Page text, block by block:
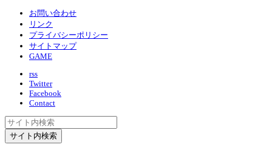
お問い合わせ
リンク
プライバシーポリシー
サイトマップ
GAME
rss
Twitter
Facebook
Contact